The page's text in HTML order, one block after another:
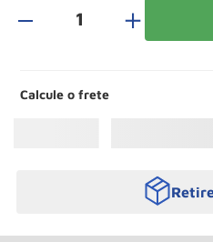
＋
Calcule o frete